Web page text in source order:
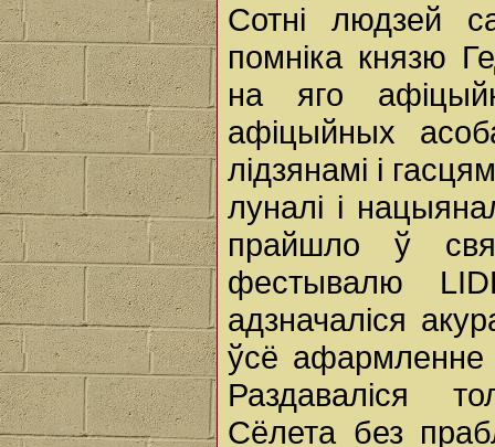
Сотні людзей
помніка князю
на яго
афіцыйных
лідзянамі і
луналі і
прайшло ў
фестывалю
адзначаліся
ўсё афармленне
Раздаваліся
Сёлета без